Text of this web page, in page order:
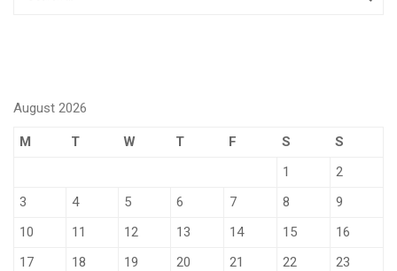
August 2026
M T W T F S
S
1
2
3
4 5 6 7 8
9
10
11 12 13 14 15
16
17
18 19 20 21 22
23